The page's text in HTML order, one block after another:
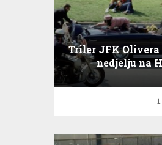
Triler JFK Olivera
nedjelju na